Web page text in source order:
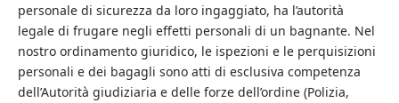
personale di sicurezza da loro ingaggiato, ha l’autorità
legale di frugare negli effetti personali di un bagnante. Nel
nostro ordinamento giuridico, le ispezioni e le perquisizioni
personali e dei bagagli sono atti di esclusiva competenza
dell’Autorità giudiziaria e delle forze dell’ordine (Polizia,